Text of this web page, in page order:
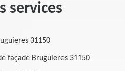
services
31150
façade Bruguieres 31150